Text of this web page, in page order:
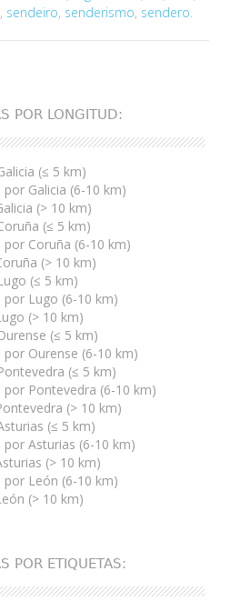
, sendeiro, senderismo, sendero.
POR LONGITUD:
(≤ 5 km)
Galicia (6-10 km)
(> 10 km)
(≤ 5 km)
Coruña (6-10 km)
(> 10 km)
(≤ 5 km)
por Lugo (6-10 km)
(> 10 km)
(≤ 5 km)
Ourense (6-10 km)
(≤ 5 km)
por Pontevedra (6-10 km)
(> 10 km)
(≤ 5 km)
por Asturias (6-10 km)
(> 10 km)
por León (6-10 km)
(> 10 km)
POR ETIQUETAS: